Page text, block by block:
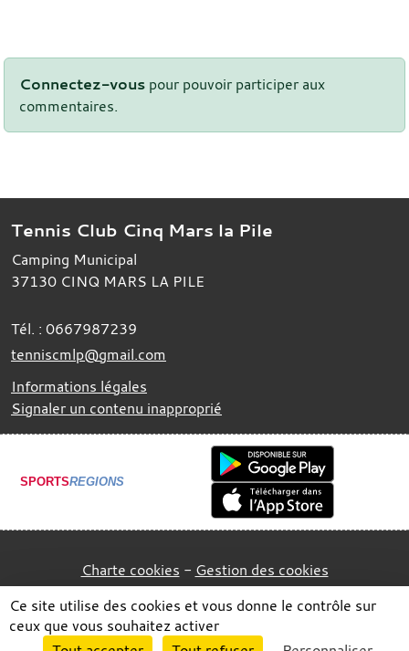
Connectez-vous pour pouvoir participer aux
commentaires.
Tennis Club Cinq Mars la Pile
Camping Municipal
37130 CINQ MARS LA PILE
Tél. : 0667987239
tenniscmlp@gmail.com
Informations légales
Signaler un contenu inapproprié
SPORTSREGIONS
Charte cookies Gestion des cookies
Ce site utilise des cookies et vous donne le contrôle sur
ceux que vous souhaitez activer